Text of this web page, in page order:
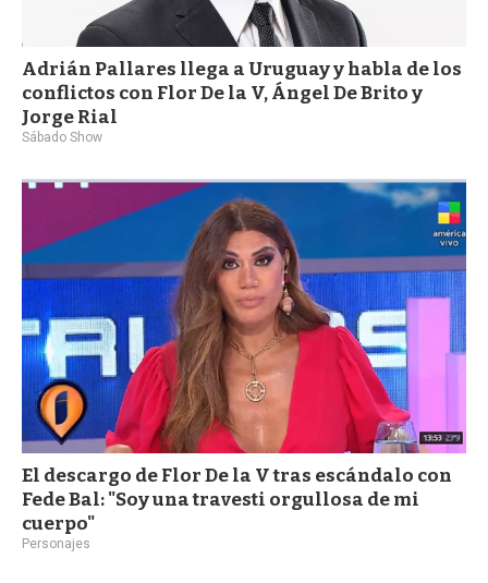
Adrián Pallares llega a Uruguay y habla de los
conflictos con Flor De la V, Ángel De Brito y
Jorge Rial
Sábado Show
El descargo de Flor De la V tras escándalo con
Fede Bal: "Soy una travesti orgullosa de mi
cuerpo"
Personajes